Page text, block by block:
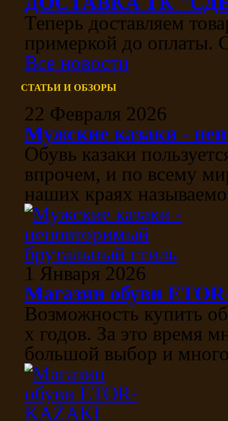
Теперь доставляем
примеркой до оплаты.
Все новости
СТАТЬИ И ОБЗОРЫ
22 Февраля 2026
Мужские казаки -
Обувь казаки
впрочем, и по всему
наших краях
1 Января 2026
Магазин обуви
Возможность купить
х годов. За это время
большой выбор и